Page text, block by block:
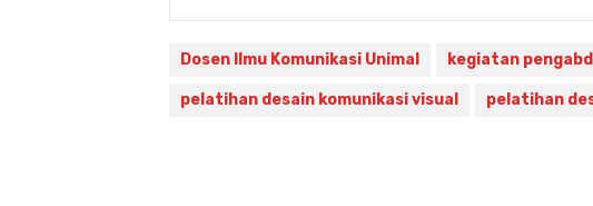
Dosen Ilmu Komunikasi Unimal kegiatan
pelatihan desain komunikasi visual pelatihan